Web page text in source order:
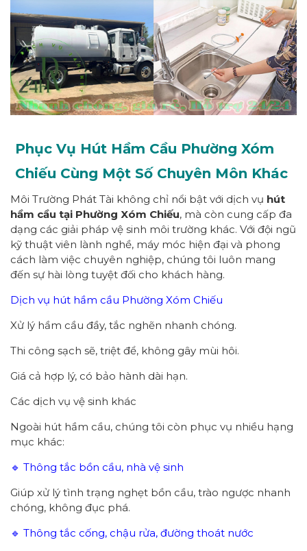
Phục Vụ Hút Hầm Cầu Phường Xóm
Chiếu Cùng Một Số Chuyên Môn Khác
Môi Trường Phát Tài không chỉ nổi bật với dịch vụ hút
hầm cầu tại Phường Xóm Chiếu, mà còn cung cấp đa
dạng các giải pháp vệ sinh môi trường khác. Với đội ngũ
kỹ thuật viên lành nghề, máy móc hiện đại và phong
cách làm việc chuyên nghiệp, chúng tôi luôn mang
đến sự hài lòng tuyệt đối cho khách hàng.
Dịch vụ hút hầm cầu Phường Xóm Chiếu
Xử lý hầm cầu đầy, tắc nghẽn nhanh chóng.
Thi công sạch sẽ, triệt để, không gây mùi hôi.
Giá cả hợp lý, có bảo hành dài hạn.
Các dịch vụ vệ sinh khác
Ngoài hút hầm cầu, chúng tôi còn phục vụ nhiều hạng
mục khác:
🔹 Thông tắc bồn cầu, nhà vệ sinh
Giúp xử lý tình trạng nghẹt bồn cầu, trào ngược nhanh
chóng, không đục phá.
🔹 Thông tắc cống, chậu rửa, đường thoát nước